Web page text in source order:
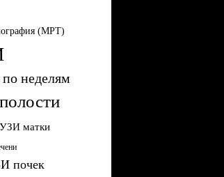
(МРТ)
неделям
УЗИ матки
почек